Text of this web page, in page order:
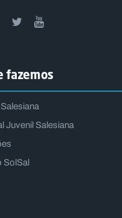
fazemos
Juvenil Salesiana
SolSal